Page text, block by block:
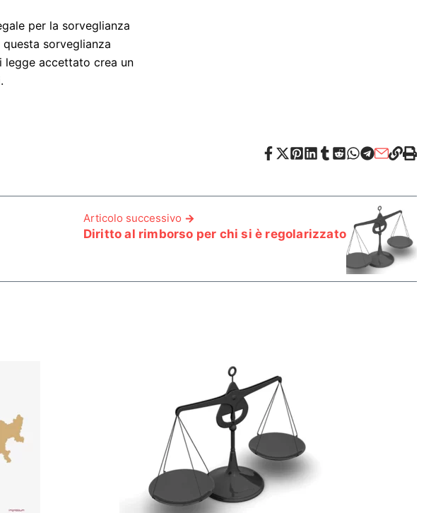
per la sorveglianza
sorveglianza
legge accettato crea un
Articolo successivo
Diritto al rimborso per chi si è regolarizzato